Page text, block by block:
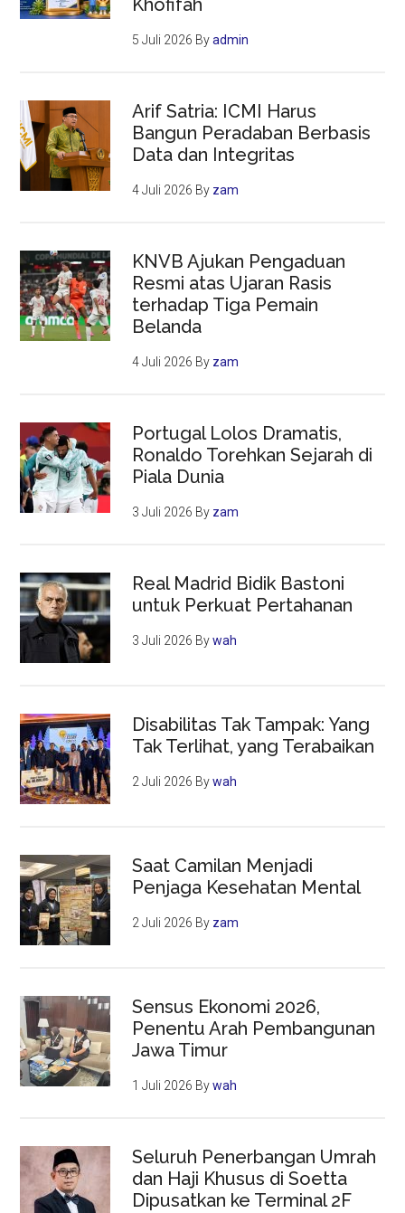
Khofifah
5 Juli 2026 Byadmin
Arif Satria: ICMI Harus
Bangun Peradaban Berbasis
Data dan Integritas
4 Juli 2026 By zam
KNVB Ajukan Pengaduan
Resmi atas Ujaran Rasis
terhadap Tiga Pemain
Belanda
4 Juli 2026 By zam
Portugal Lolos Dramatis,
Ronaldo Torehkan Sejarah di
Piala Dunia
3 Juli 2026 By zam
Real Madrid Bidik Bastoni
untuk Perkuat Pertahanan
3 Juli 2026 Bywah
Disabilitas Tak Tampak: Yang
Tak Terlihat, yang Terabaikan
2 Juli 2026 Bywah
Saat Camilan Menjadi
Penjaga Kesehatan Mental
2 Juli 2026 By zam
Sensus Ekonomi 2026,
Penentu Arah Pembangunan
Jawa Timur
1 Juli 2026 Bywah
Seluruh Penerbangan Umrah
dan Haji Khusus di Soetta
Dipusatkan ke Terminal 2F